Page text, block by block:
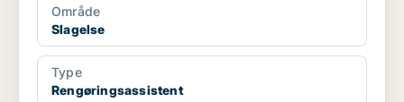
Område
Slagelse
Type
Rengøringsassistent